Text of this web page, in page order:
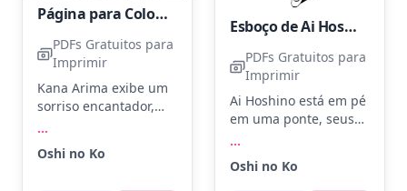
Página para Colorir Kana Arima de Oshi No Ko
PDFs Gratuitos para
Imprimir
Kana Arima exibe um
sorriso encantador,
Pinte seu cabelo com
...
Oshi no Ko
Esboço de Ai Hoshino
PDFs Gratuitos para
Imprimir
Ai Hoshino está em pé
em uma ponte, seus
Use azul claro para o
...
Oshi no Ko